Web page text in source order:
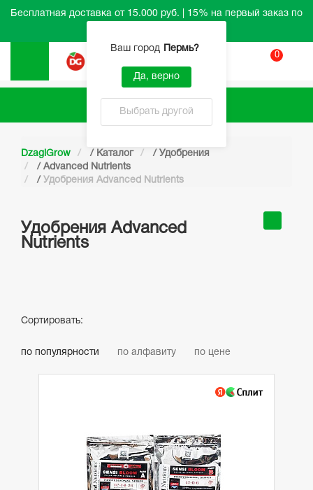
Бесплатная доставка от 15.000 руб. | 15% на первый заказ по
Ваш город Пермь?
Да, верно
Выбрать другой
0
Каталог
DzagiGrow / Каталог / Удобрения
/ Advanced Nutrients
/ Удобрения Advanced Nutrients
Удобрения Advanced
Nutrients
Сортировать:
по популярности по алфавиту по цене